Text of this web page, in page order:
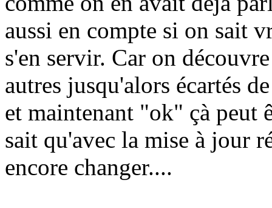
aussi en compte si on sait
s'en servir. Car on
autres jusqu'alors écartés
et maintenant "ok" çà peut
sait qu'avec la mise à jour
encore changer....